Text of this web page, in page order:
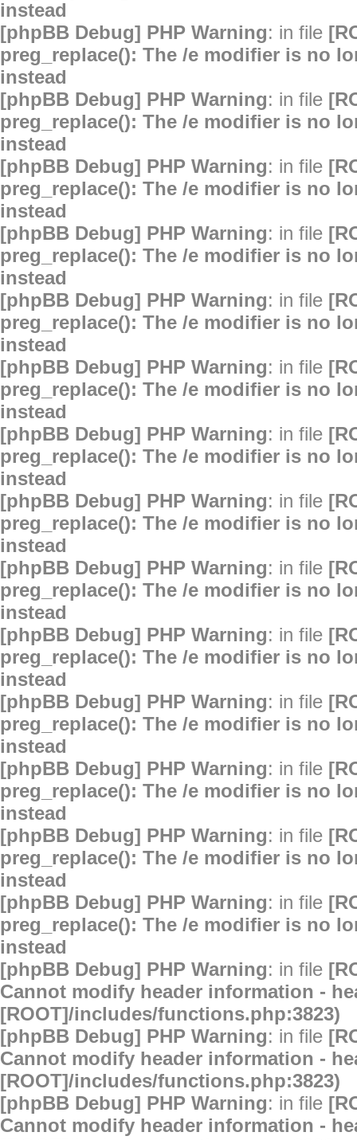
instead
[phpBB Debug] PHP Warning: in file
preg_replace(): The /e modifier is no
instead
[phpBB Debug] PHP Warning: in file
preg_replace(): The /e modifier is no
instead
[phpBB Debug] PHP Warning: in file
preg_replace(): The /e modifier is no
instead
[phpBB Debug] PHP Warning: in file
preg_replace(): The /e modifier is no
instead
[phpBB Debug] PHP Warning: in file
preg_replace(): The /e modifier is no
instead
[phpBB Debug] PHP Warning: in file
preg_replace(): The /e modifier is no
instead
[phpBB Debug] PHP Warning: in file
preg_replace(): The /e modifier is no
instead
[phpBB Debug] PHP Warning: in file
preg_replace(): The /e modifier is no
instead
[phpBB Debug] PHP Warning: in file
preg_replace(): The /e modifier is no
instead
[phpBB Debug] PHP Warning: in file
preg_replace(): The /e modifier is no
instead
[phpBB Debug] PHP Warning: in file
preg_replace(): The /e modifier is no
instead
[phpBB Debug] PHP Warning: in file
preg_replace(): The /e modifier is no
instead
[phpBB Debug] PHP Warning: in file
preg_replace(): The /e modifier is no
instead
[phpBB Debug] PHP Warning: in file
preg_replace(): The /e modifier is no
instead
[phpBB Debug] PHP Warning: in file
Cannot modify header information -
[ROOT]/includes/functions.php:3823)
[phpBB Debug] PHP Warning: in file
Cannot modify header information -
[ROOT]/includes/functions.php:3823)
[phpBB Debug] PHP Warning: in file
Cannot modify header information -